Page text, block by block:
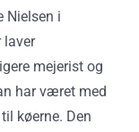
Nielsen i
laver
mejerist og
har været med
køerne. Den